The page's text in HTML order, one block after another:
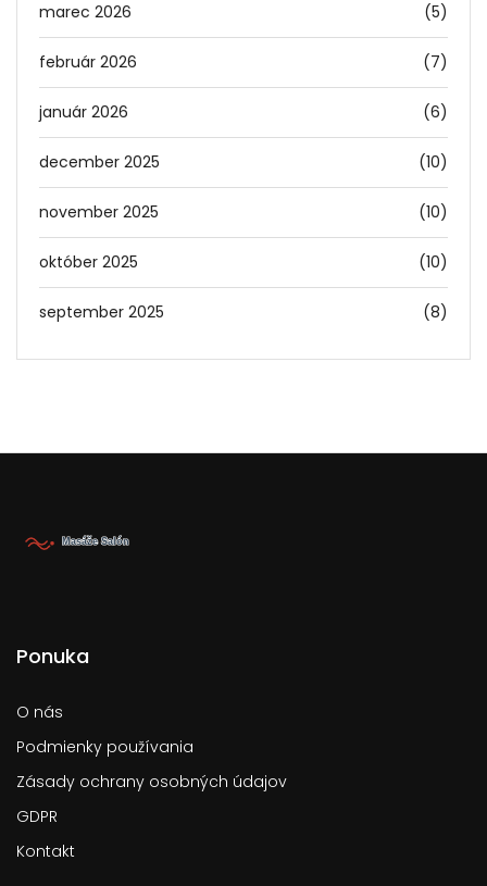
marec 2026 (5)
február 2026 (7)
január 2026 (6)
december 2025 (10)
november 2025 (10)
október 2025 (10)
september 2025 (8)
Ponuka
O nás
Podmienky používania
Zásady ochrany osobných údajov
GDPR
Kontakt